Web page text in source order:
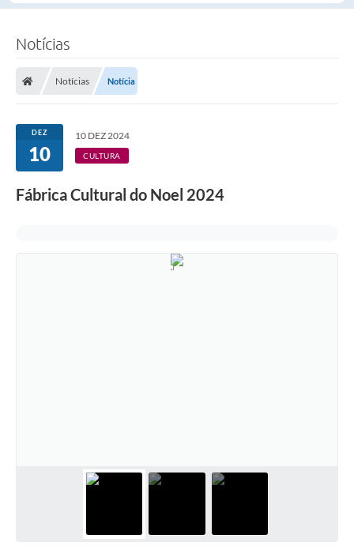
Notícias
Notícias Notícia
DEZ
10
10 DEZ 2024
CULTURA
Fábrica Cultural do Noel 2024